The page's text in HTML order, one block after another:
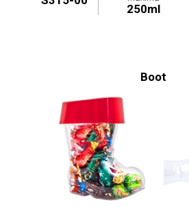
250ml
Boot